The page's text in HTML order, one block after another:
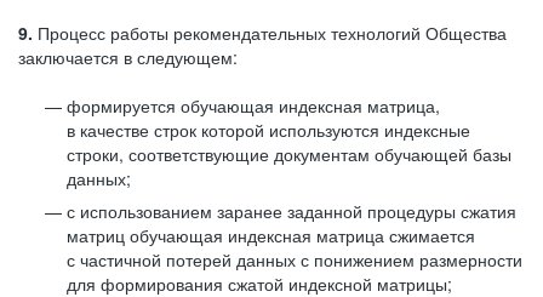
9. Процесс работы рекомендательных технологий Общества
заключается в следующем:
формируется обучающая индексная матрица,
в качестве строк которой используются индексные
строки, соответствующие документам обучающей базы
данных;
с использованием заранее заданной процедуры сжатия
матриц обучающая индексная матрица сжимается
с частичной потерей данных с понижением размерности
для формирования сжатой индексной матрицы;